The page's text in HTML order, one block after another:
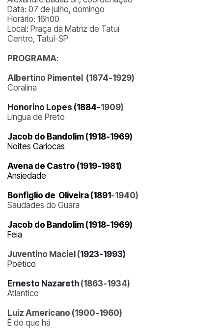
Data: 07 de julho, domingo
Horário: 16h00
Local: Praça da Matriz de Tatuí
Centro, Tatuí-SP
PROGRAMA:
Albertino Pimentel (1874-1929)
Coralina
Honorino Lopes (1884-1909)
Língua de Preto
Jacob do Bandolim (1918-1969)
Noites Cariocas
Avena de Castro (1919-1981)
Ansiedade
Bonfiglio de Oliveira (1891 -1940)
Saudades do Guara
Jacob do Bandolim (1918-1969)
Feia
Juventino Maciel (1923-1993)
Poético
Ernesto Nazareth (1863-1934)
Atlantico
Luiz Americano (1900-1960)
É do que há